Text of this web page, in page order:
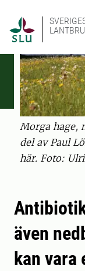
Morga hage,
del av Paul
här. Foto:
även
kan vara